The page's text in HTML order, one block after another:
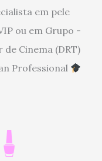
em pele
ou em Grupo -
de Cinema (DRT)
Professional